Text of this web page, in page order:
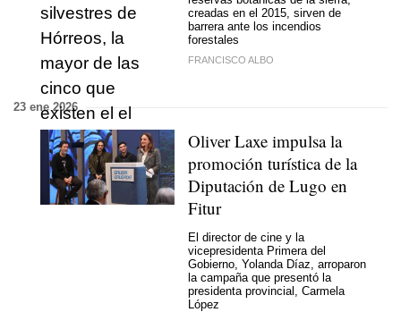
creadas en el 2015, sirven de
barrera ante los incendios
forestales
FRANCISCO ALBO
23 ene 2026
Oliver Laxe impulsa la
promoción turística de la
Diputación de Lugo en
Fitur
El director de cine y la
vicepresidenta Primera del
Gobierno, Yolanda Díaz, arroparon
la campaña que presentó la
presidenta provincial, Carmela
López